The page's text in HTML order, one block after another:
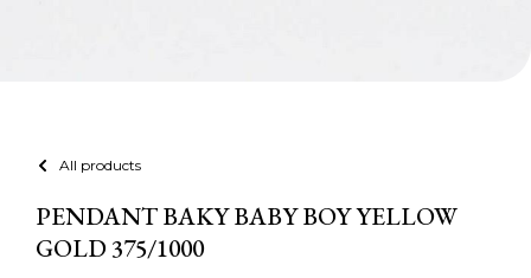
All products
PENDANT BAKY BABY BOY YELLOW
GOLD 375/1000